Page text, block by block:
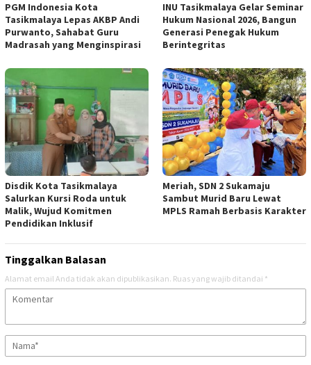
PGM Indonesia Kota
Tasikmalaya Lepas AKBP Andi
Purwanto, Sahabat Guru
Madrasah yang Menginspirasi
INU Tasikmalaya Gelar Seminar
Hukum Nasional 2026, Bangun
Generasi Penegak Hukum
Berintegritas
Disdik Kota Tasikmalaya
Salurkan Kursi Roda untuk
Malik, Wujud Komitmen
Pendidikan Inklusif
Meriah, SDN 2 Sukamaju
Sambut Murid Baru Lewat
MPLS Ramah Berbasis Karakter
Tinggalkan Balasan
Alamat email Anda tidak akan dipublikasikan. Ruas yang wajib ditandai *